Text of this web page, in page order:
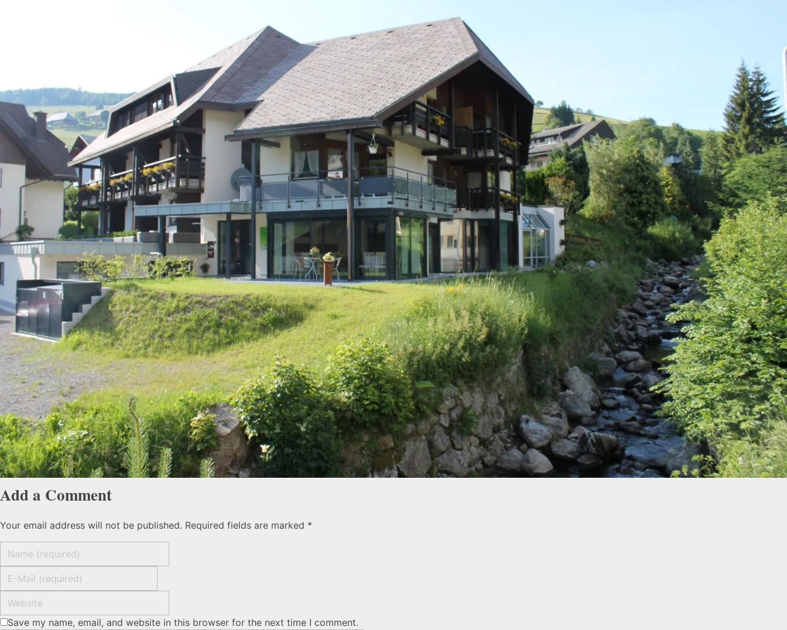
Add a Comment
Your email address will not be published. Required fields are marked *
Save my name, email, and website in this browser for the next time I comment.